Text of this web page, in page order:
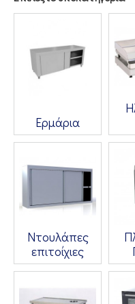
Ερμάρια
Ντουλάπες
επιτοίχιες